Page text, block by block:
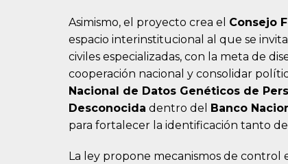
Asimismo, el proyecto crea el Consejo
espacio interinstitucional al que se
civiles especializadas, con la meta de
cooperación nacional y consolidar
Nacional de Datos Genéticos de
Desconocida dentro del Banco
para fortalecer la identificación tanto
La ley propone mecanismos de